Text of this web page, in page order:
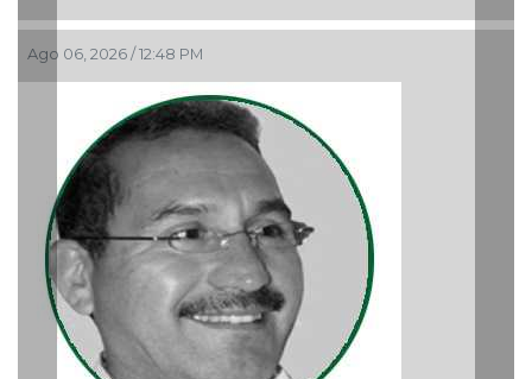
Más cambios en el gobierno de AVA
Ago 05, 2026 / 9:42 AM